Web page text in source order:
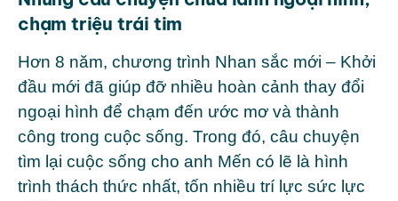
chạm triệu trái tim
Hơn 8 năm, chương trình Nhan sắc mới – Khởi
đầu mới đã giúp đỡ nhiều hoàn cảnh thay đổi
ngoại hình để chạm đến ước mơ và thành
công trong cuộc sống. Trong đó, câu chuyện
tìm lại cuộc sống cho anh Mến có lẽ là hình
trình thách thức nhất, tốn nhiều trí lực sức lực